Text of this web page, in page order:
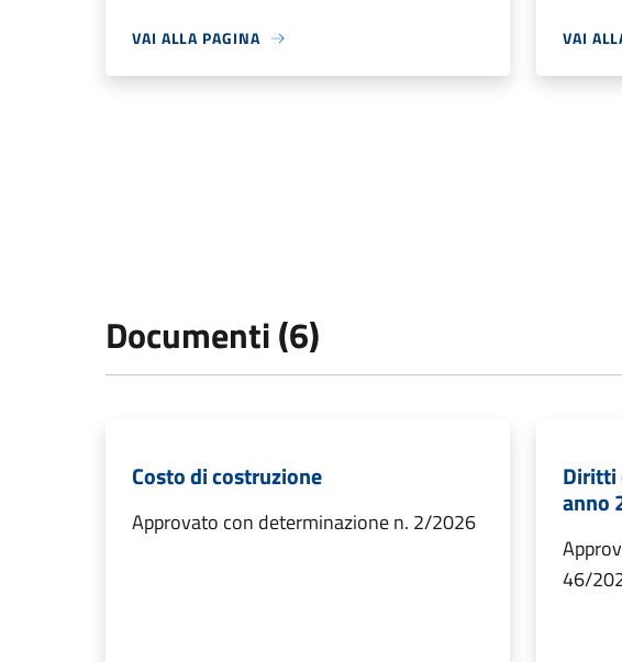
VAI ALLA PAGINA VAI
Documenti (6)
Costo di costruzione
Approvato con determinazione n. 2/2026
Diritti
anno
46/